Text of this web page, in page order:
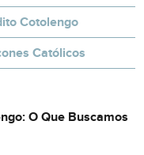
Cotolengo
Católicos
O Que Buscamos